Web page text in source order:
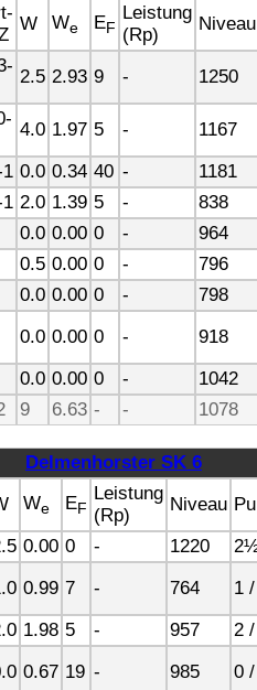
W We EF
Leistung
(Rp)
Niveau
2.5 2.93 9 - 1250
4.0 1.97 5 -
1167
0.0 0.34 40 -
1181
2.0 1.39 5 -
838
0.0 0.00 0 -
964
0.5 0.00 0 -
796
0.0 0.00 0 -
798
0.0 0.00 0 -
918
0.0 0.00 0 -
1042
9 6.63 - - 1078
Delmenhorster SK 6
We EF
Leistung
(Rp)
Niveau
0.00 0 - 1220
0.99 7 - 764
1
1.98 5 - 957
2
0.67 19 - 985 0